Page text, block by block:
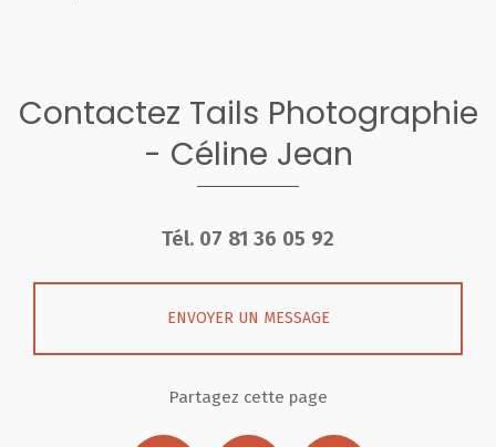
Contactez Tails Photographie
- Céline Jean
Tél. 07 81 36 05 92
ENVOYER UN MESSAGE
Partagez cette page
Facebook